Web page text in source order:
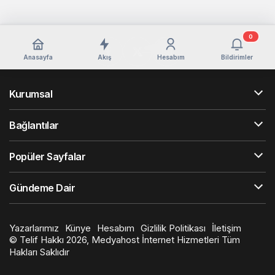
Anasayfa Akış Hesabım Bildirimler
0
Kurumsal
Bağlantılar
Popüler Sayfalar
Gündeme Dair
Yazarlarımız Künye Hesabım Gizlilik Politikası
İletişim
© Telif Hakkı 2026, Medyahost İnternet Hizmetleri Tüm
Hakları Saklıdır